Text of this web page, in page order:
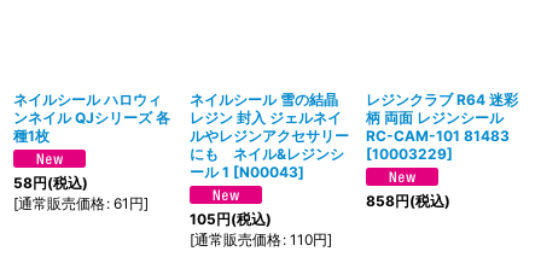
ネイルシール ハロウィ
ンネイル QJシリーズ 各
種1枚
58円(税込)
[通常販売価格: 61 円]
ネイルシール 雪の結晶
レジン 封入 ジェルネイ
ルやレジンアクセサリー
にも ネイル&レジンシ
ール 1 [N00043]
105円(税込)
[通常販売価格: 110円]
レジンクラブ R64 迷彩
柄 両面 レジンシール
RC-CAM-101 81483
[10003229]
858円(税込)